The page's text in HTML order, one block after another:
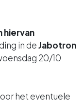
hiervan
in deJabotron
20/10
het eventuele